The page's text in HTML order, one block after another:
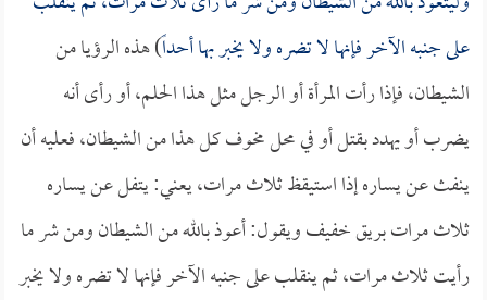
على جنبه الآخر فإنها لا تضره ولا يخبر بها أحداً) هذه الرؤيا من
الشيطان، فإذا رأت المرأة أو الرجل مثل هذا الحلم، أو رأى أنه
يضرب أو يهدد بقتل أو في محل مخوف كل هذا من الشيطان، فعليه أن
ينفث عن يساره إذا استيقظ ثلاث مرات، يعني: يتفل عن يساره
ثلاث مرات بريق خفيف ويقول: أعوذ بالله من الشيطان ومن شر ما
رأيت ثلاث مرات، ثم ينقلب على جنبه الآخر فإنها لا تضره ولا يخبر